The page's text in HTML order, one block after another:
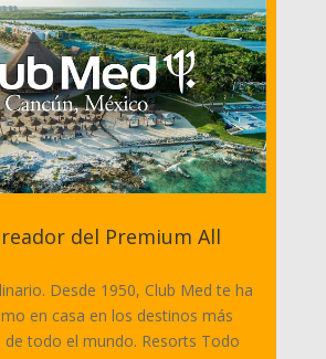
del Premium All
Desde 1950, Club Med te ha
en casa en los destinos más
todo el mundo. Resorts Todo